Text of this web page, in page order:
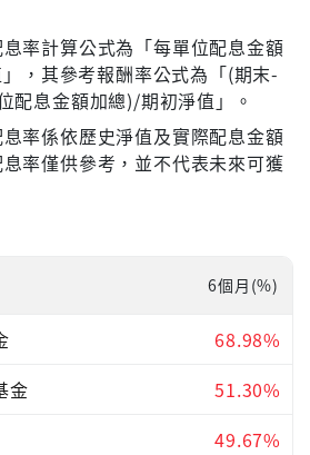
率計算公式為「每單位配息金額
，其參考報酬率公式為「(期末-
配息金額加總)/期初淨值」。
率係依歷史淨值及實際配息金額
率僅供參考，並不代表未來可獲
6個月(%)
68.98%
金
51.30%
49.67%